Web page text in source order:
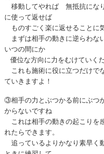
移動してやれば 無抵抗にな
に使って返せば
ものすごく楽に返せることに
まずは相手の動きに逆らわな
いつの間にか
優位な方向に力をむけていく
これも施術に役に立つだけで
ていきますよ！
③相手の力とぶつかる前にぶつ
からないですね
これは相手の動きの起こりを
れたらできます。
追っているよりかなり素早く